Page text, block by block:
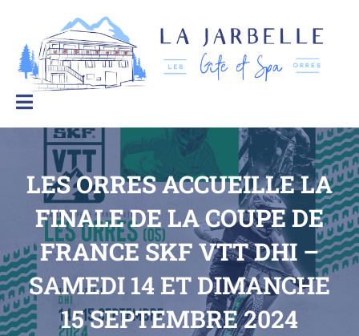
La Jarbelle – Gîtes et Spa
Le
bien-
être
à
la
montagne
LES ORRES ACCUEILLE LA
FINALE DE LA COUPE DE
FRANCE SKF VTT DHI –
SAMEDI 14 ET DIMANCHE
15 SEPTEMBRE 2024